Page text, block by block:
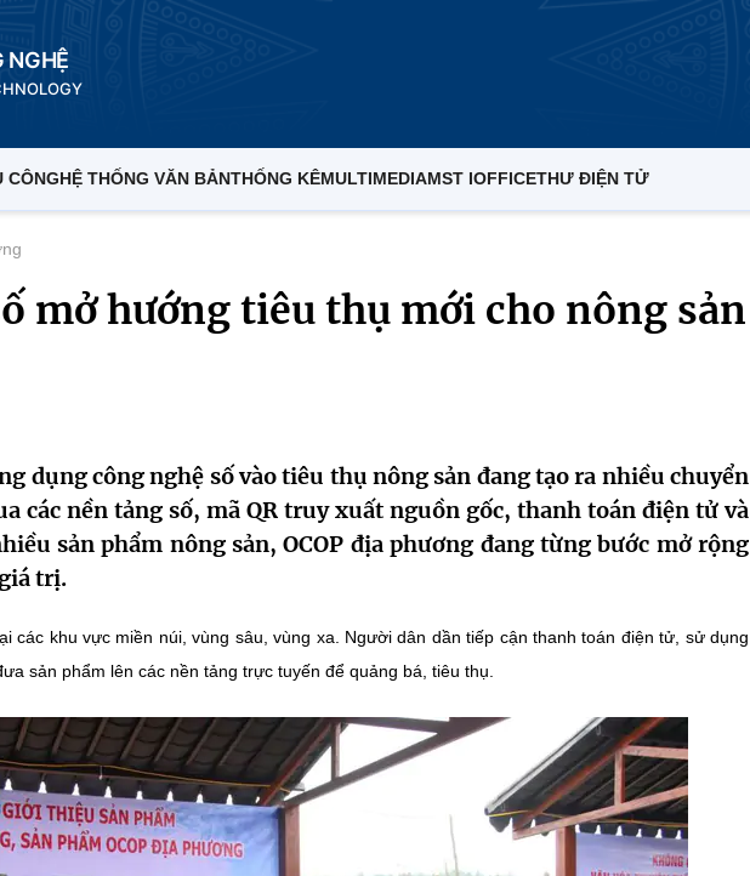
NGHỆ
CÔNGHỆ THỐNG VĂN BẢNTHỐNG KÊMULTIMEDIAMST IOFFICETHƯ ĐIỆN TỬ
mở hướng tiêu thụ mới cho nông sản
dụng công nghệ số vào tiêu thụ nông sản đang tạo ra nhiều chuyển
các nền tảng số, mã QR truy xuất nguồn gốc, thanh toán điện tử và
sản phẩm nông sản, OCOP địa phương đang từng bước mở rộng
trị.
các khu vực miền núi, vùng sâu, vùng xa. Người dân dần tiếp cận thanh toán điện tử, sử dụng
sản phẩm lên các nền tảng trực tuyến để quảng bá, tiêu thụ.